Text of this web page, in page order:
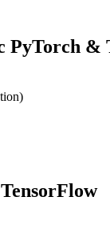
PyTorch &